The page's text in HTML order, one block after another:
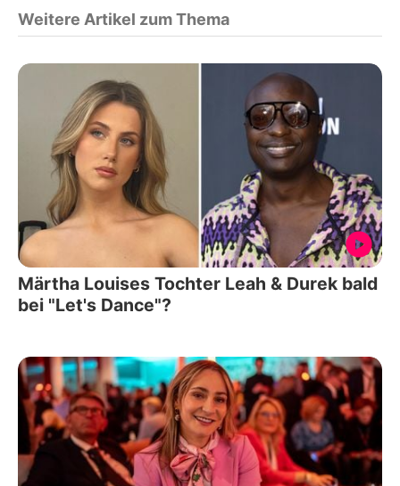
Weitere Artikel zum Thema
Märtha Louises Tochter Leah & Durek bald
bei "Let's Dance"?